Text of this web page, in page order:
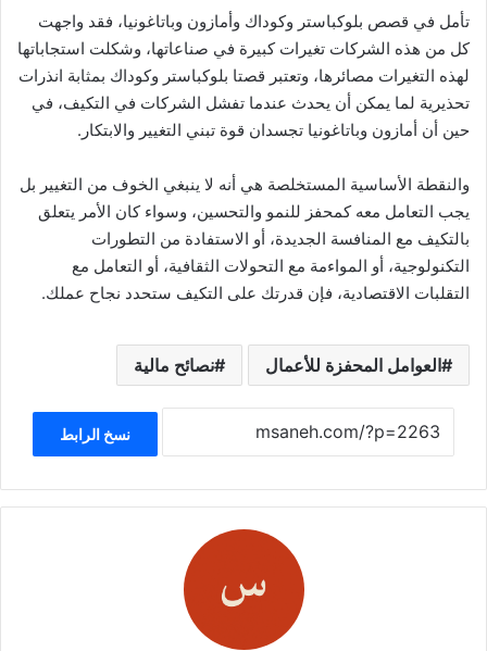
تأمل في قصص بلوكباستر وكوداك وأمازون وباتاغونيا، فقد واجهت
كل من هذه الشركات تغيرات كبيرة في صناعاتها، وشكلت استجاباتها
لهذه التغيرات مصائرها، وتعتبر قصتا بلوكباستر وكوداك بمثابة انذرات
تحذيرية لما يمكن أن يحدث عندما تفشل الشركات في التكيف، في
حين أن أمازون وباتاغونيا تجسدان قوة تبني التغيير والابتكار.
والنقطة الأساسية المستخلصة هي أنه لا ينبغي الخوف من التغيير بل
يجب التعامل معه كمحفز للنمو والتحسين، وسواء كان الأمر يتعلق
بالتكيف مع المنافسة الجديدة، أو الاستفادة من التطورات
التكنولوجية، أو المواءمة مع التحولات الثقافية، أو التعامل مع
التقلبات الاقتصادية، فإن قدرتك على التكيف ستحدد نجاح عملك.
العوامل المحفزة للأعمال نصائح مالية
نسخ الرابط